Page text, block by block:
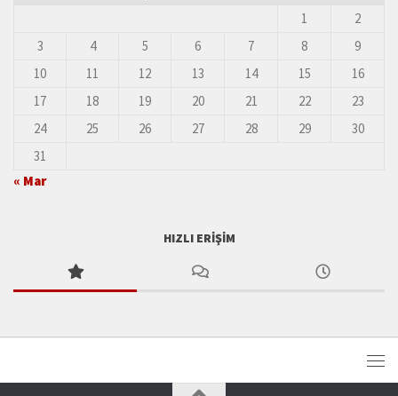
1
2
3
4 5 6 7 8
9
10
11 12 13 14 15
16
17
18 19 20 21 22
23
24
25 26 27 28 29
30
31
« Mar
HIZLI ERIŞIM